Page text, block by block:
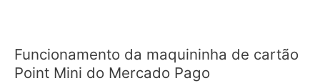
Funcionamento da maquininha de cartão
Point Mini do Mercado Pago